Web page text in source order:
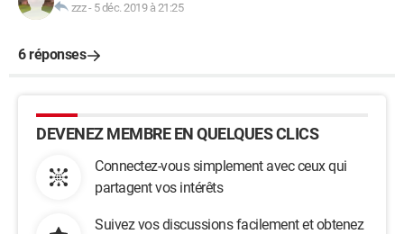
zzz- 5 déc. 2019 à 21:25
6 réponses
DEVENEZ MEMBRE EN QUELQUES CLICS
Connectez-vous simplement avec ceux qui
partagent vos intérêts
Suivez vos discussions facilement et obtenez